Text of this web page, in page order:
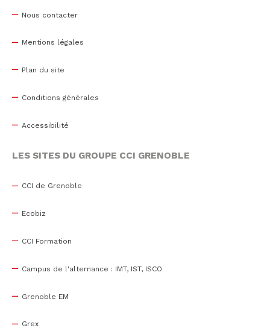
Nous contacter
Mentions légales
Plan du site
Conditions générales
Accessibilité
LES SITES DU GROUPE CCI GRENOBLE
CCI de Grenoble
Ecobiz
CCI Formation
Campus de l'alternance : IMT, IST, ISCO
Grenoble EM
Grex